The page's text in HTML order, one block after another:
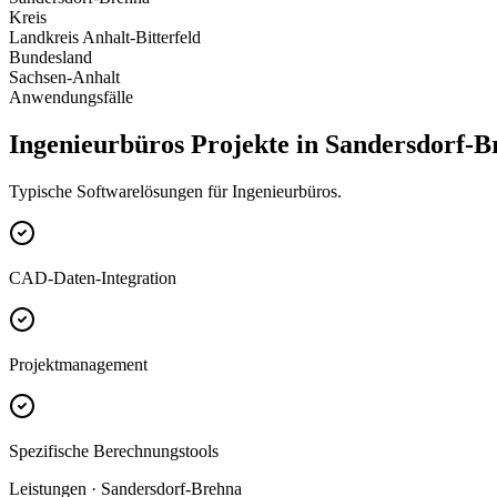
Kreis
Landkreis Anhalt-Bitterfeld
Bundesland
Sachsen-Anhalt
Anwendungsfälle
Ingenieurbüros Projekte in Sandersdorf-
Typische Softwarelösungen für Ingenieurbüros.
CAD-Daten-Integration
Projektmanagement
Spezifische Berechnungstools
Leistungen · Sandersdorf-Brehna